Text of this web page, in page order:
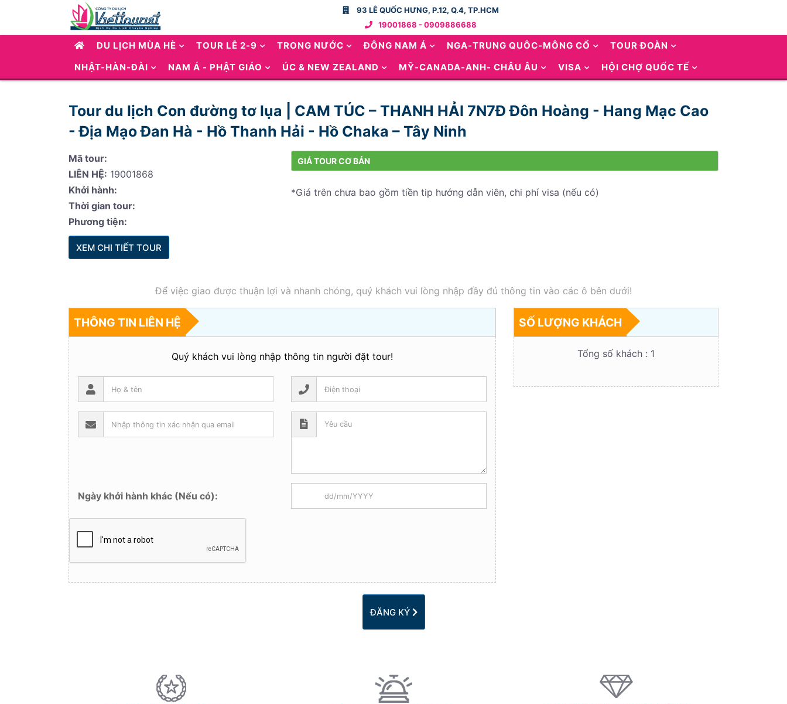
93 LÊ QUỐC HƯNG, P.12, Q.4, TP.HCM
19001868 - 0909886688
DU LỊCH MÙA HÈ TOUR LỄ 2-9 TRONG NƯỚC ĐÔNG NAM Á NGA-TRUNG QUÔC-MÔNG CỔ
TOUR ĐOÀN
NHẬT-HÀN-ĐÀI
NAM Á - PHẬT GIÁO ÚC & NEW ZEALAND MỸ-CANADA-ANH- CHÂU ÂU VISA HỘI CHỢ QUỐC TẾ
Tour du lịch Con đường tơ lụa | CAM TÚC – THANH HẢI 7N7Đ Đôn Hoàng - Hang Mạc Cao
- Địa Mạo Đan Hà - Hồ Thanh Hải - Hồ Chaka – Tây Ninh
Mã tour:
LIÊN HỆ: 19001868
Khởi hành:
Thời gian tour:
Phương tiện:
XEM CHI TIẾT TOUR
GIÁ TOUR CƠ BẢN
*Giá trên chưa bao gồm tiền tip hướng dẫn viên, chi phí visa (nếu có)
Để việc giao được thuận lợi và nhanh chóng, quý khách vui lòng nhập đầy đủ thông tin vào các ô bên dưới!
THÔNG TIN LIÊN HỆ
Quý khách vui lòng nhập thông tin người đặt tour!
Ngày khởi hành khác (Nếu có):
SỐ LƯỢNG KHÁCH
Tổng số khách : 1
ĐĂNG KÝ